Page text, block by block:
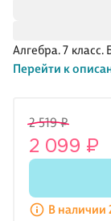
Алгебра. 7 класс.
Перейти к
2 519 ₽
2 099 ₽
В наличии